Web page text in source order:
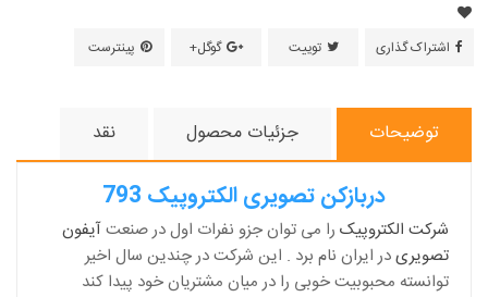
اشتراک گذاری توییت گوگل+ پینترست
توضیحات جزئیات محصول نقد
دربازکن تصویری الکتروپیک 793
شرکت الکتروپیک را می توان جزو نفرات اول در صنعتآیفون
تصویریدر ایران نام برد . این شرکت در چندین سال اخیر
توانسته محبوبیت خوبی را در میان مشتریان خود پیدا کند